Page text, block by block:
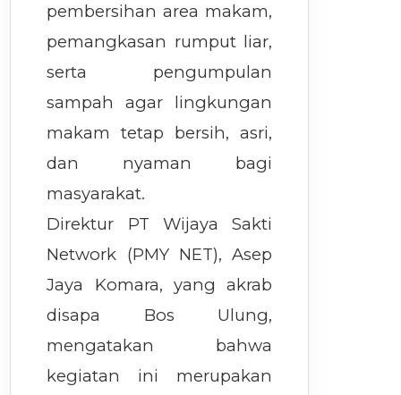
pembersihan area makam,
pemangkasan rumput liar,
serta pengumpulan
sampah agar lingkungan
makam tetap bersih, asri,
dan nyaman bagi
masyarakat.
Direktur PT Wijaya Sakti
Network (PMY NET), Asep
Jaya Komara, yang akrab
disapa Bos Ulung,
mengatakan bahwa
kegiatan ini merupakan